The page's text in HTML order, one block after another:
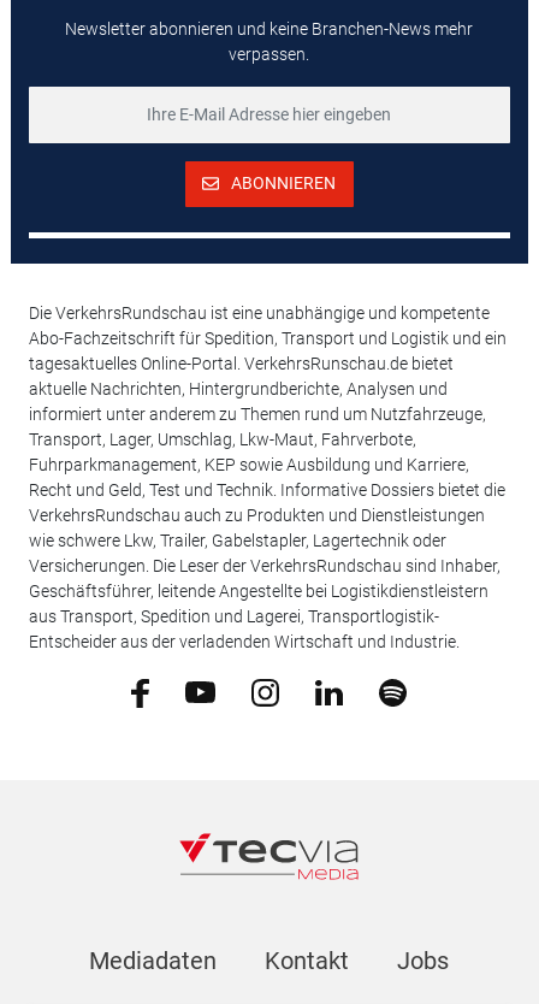
Newsletter abonnieren und keine Branchen-News mehr
verpassen.
ABONNIEREN
Die VerkehrsRundschau ist eine unabhängige und kompetente
Abo-Fachzeitschrift für Spedition, Transport und Logistik und ein
tagesaktuelles Online-Portal. VerkehrsRunschau.de bietet
aktuelle Nachrichten, Hintergrundberichte, Analysen und
informiert unter anderem zu Themen rund um Nutzfahrzeuge,
Transport, Lager, Umschlag, Lkw-Maut, Fahrverbote,
Fuhrparkmanagement, KEP sowie Ausbildung und Karriere,
Recht und Geld, Test und Technik. Informative Dossiers bietet die
VerkehrsRundschau auch zu Produkten und Dienstleistungen
wie schwere Lkw, Trailer, Gabelstapler, Lagertechnik oder
Versicherungen. Die Leser der VerkehrsRundschau sind Inhaber,
Geschäftsführer, leitende Angestellte bei Logistikdienstleistern
aus Transport, Spedition und Lagerei, Transportlogistik-
Entscheider aus der verladenden Wirtschaft und Industrie.
Mediadaten Kontakt Jobs